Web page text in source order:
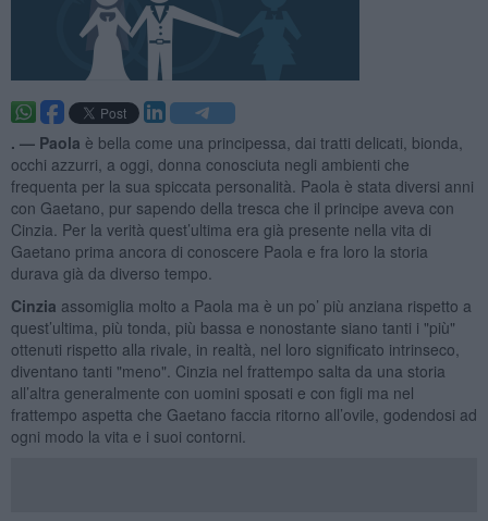
. — Paola è bella come una principessa, dai tratti delicati, bionda,
occhi azzurri, a oggi, donna conosciuta negli ambienti che
frequenta per la sua spiccata personalità. Paola è stata diversi anni
con Gaetano, pur sapendo della tresca che il principe aveva con
Cinzia. Per la verità quest’ultima era già presente nella vita di
Gaetano prima ancora di conoscere Paola e fra loro la storia
durava già da diverso tempo.
Cinzia assomiglia molto a Paola ma è un po’ più anziana rispetto a
quest’ultima, più tonda, più bassa e nonostante siano tanti i "più"
ottenuti rispetto alla rivale, in realtà, nel loro significato intrinseco,
diventano tanti "meno". Cinzia nel frattempo salta da una storia
all’altra generalmente con uomini sposati e con figli ma nel
frattempo aspetta che Gaetano faccia ritorno all’ovile, godendosi ad
ogni modo la vita e i suoi contorni.